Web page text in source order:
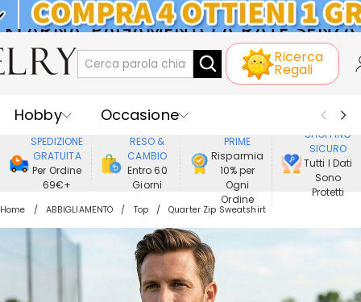
KLARNA: PAGAMENTO A RATE SENZA
INTERESSI
Ricerca
Regali
Hobby
Occasione
Ricevente
Best Seller
Nuovi
Gioielli
Casa&Vita
Abbigliamento
SPEDIZIONE
GRATUITA
Per Ordine
69€+
RESO &
CAMBIO
Entro 60
Giorni
PRIME
Risparmia
10% per
Ogni
Ordine
SHOPPING
SICURO
Tutti I Dati
Sono
Protetti
Home ABBIGLIAMENTO Top Quarter Zip Sweatshirt